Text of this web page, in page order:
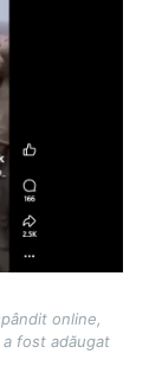
online,
fost adăugat